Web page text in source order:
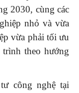
2030, cùng các
nhỏ và vừa
vừa phải tối ưu
theo hướng
công nghệ tại